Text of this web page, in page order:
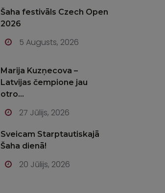
Šaha festivāls Czech Open
2026
5 Augusts, 2026
Marija Kuzņecova –
Latvijas čempione jau
otro...
27 Jūlijs, 2026
Sveicam Starptautiskajā
Šaha dienā!
20 Jūlijs, 2026